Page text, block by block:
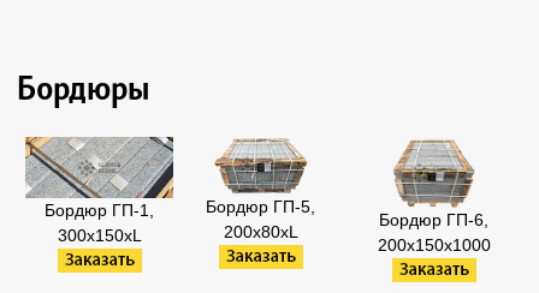
Бордюры
Бордюр ГП-1,
300х150xL
Бордюр ГП-5,
200х80xL
Бордюр ГП-6,
200х150x1000